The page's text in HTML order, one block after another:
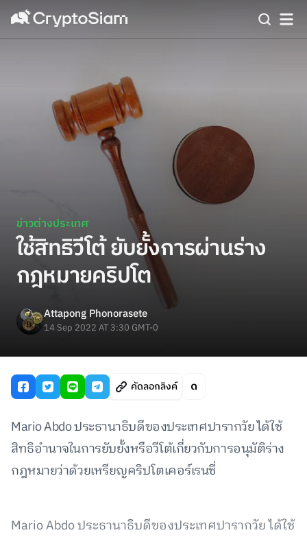
ข่าวต่างประเทศ
ใช้สิทธิวีโต้ ยับยั้งการผ่านร่าง
กฎหมายคริปโต
Attapong Phonorasete
14 Sep 2022 AT 3:30 GMT-0
คัดลอกลิงค์
Mario Abdo ประธานาธิบดีของประเทศปารากวัย ได้ใช้
สิทธิอำนาจในการยับยั้งหรือวีโต้เกี่ยวกับการอนุมัติร่าง
กฎหมายว่าด้วยเหรียญคริปโตเคอร์เรนซี่
Mario Abdo ประธานาธิบดีของประเทศปารากวัย ได้ใช้